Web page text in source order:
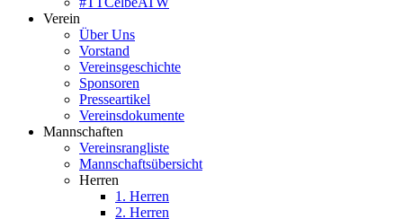
Verein
Über Uns
Vorstand
Vereinsgeschichte
Sponsoren
Presseartikel
Vereinsdokumente
Mannschaften
Vereinsrangliste
Mannschaftsübersicht
Herren
1. Herren
2. Herren